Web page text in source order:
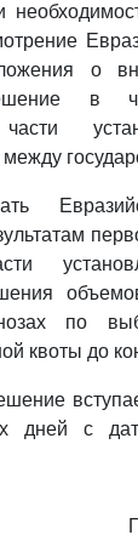
о
в
по
квоты до
дней с